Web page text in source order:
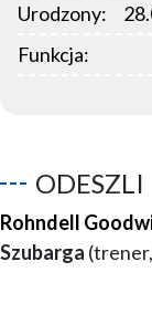
Urodzony:
Funkcja:
ODESZLI
Rohndell
Szubarga